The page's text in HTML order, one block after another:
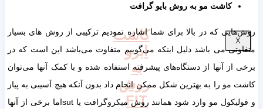
X
کاشت
ابرو
به
روش
FIT
کاشت مو به روش بایو گرافت
روش‌هایی که در بالا برای شما اشاره نمودیم ترکیبی از روش های بسیار
متفاوتی می باشد دلیل اینکه می‌گوییم متفاوت می‌باشد این است که در
برخی از آنها از دستگاه‌های پیشرفته استفاده شده و با کمک آنها می‌توان
کاشت مو را به بهترین شکل ممکن انجام داد بدون آنکه هیچ آسیبی به پیاز
و فولیکول مو وارد شود همانند روش میکروگرافت یا sutاما برخی از آنها